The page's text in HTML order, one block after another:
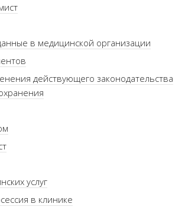
в медицинской организации
действующего законодательства
услуг
в клинике